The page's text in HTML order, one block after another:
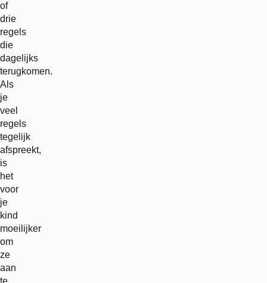
of
drie
regels
die
dagelijks
terugkomen.
Als
je
veel
regels
tegelijk
afspreekt,
is
het
voor
je
kind
moeilijker
om
ze
aan
te